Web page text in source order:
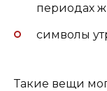
периодах
символы
Такие вещи